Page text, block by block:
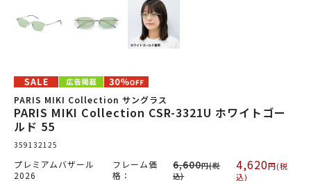
PARIS MIKI Collection サングラス
PARIS MIKI Collection CSR-3321U ホワイトゴー
ルド 55
359132125
プレミアムバザール
2026
フレーム価
格：
6,600円(税
込)
4,620円(税
込)